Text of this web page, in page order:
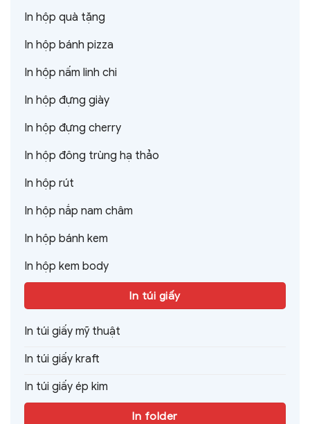
In hộp quà tặng
In hộp bánh pizza
In hộp nấm linh chi
In hộp đựng giày
In hộp đựng cherry
In hộp đông trùng hạ thảo
In hộp rút
In hộp nắp nam châm
In hộp bánh kem
In hộp kem body
In túi giấy
In túi giấy mỹ thuật
In túi giấy kraft
In túi giấy ép kim
In folder